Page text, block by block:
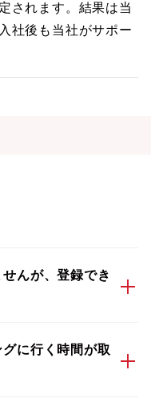
されます。結果は当
社後も当社がサポー
んが、登録でき
に行く時間が取